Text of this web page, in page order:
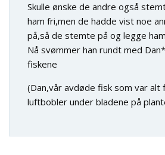
Skulle ønske de andre også
ham fri,men de hadde vist noe
på,så de stemte på og legge
Nå svømmer han rundt med
fiskene
(Dan,vår avdøde fisk som var alt
luftbobler under bladene på